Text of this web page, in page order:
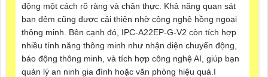
động một cách rõ ràng và chân thực. Khả năng quan sát
ban đêm cũng được cải thiện nhờ công nghệ hồng ngoại
thông minh. Bên cạnh đó, IPC-A22EP-G-V2 còn tích hợp
nhiều tính năng thông minh như nhận diện chuyển động,
báo động thông minh, và tích hợp công nghệ AI, giúp bạn
quản lý an ninh gia đình hoặc văn phòng hiệu quả.I